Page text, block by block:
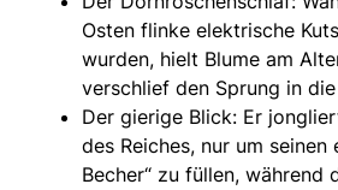
Osten flinke elektrische
wurden, hielt Blume am
verschlief den Sprung in
Der gierige Blick: Er
des Reiches, nur um seinen
Becher“ zu füllen, während